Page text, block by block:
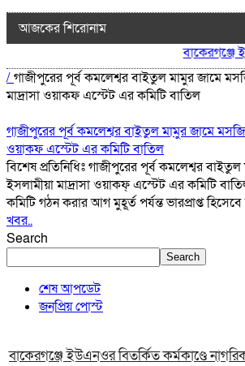
আজকের শিরোনাম
বাকেরগঞ্জে
/গাজীপুরের পূর্ব কমলেশ্বর বাইতুল মামুর জামে
মাদ্রাসা ওয়াকফ এস্টেট এর কমিটি বাতিল
গাজীপুরের পূর্ব কমলেশ্বর বাইতুল মামুর জামে
ওয়াকফ এস্টেট এর কমিটি বাতিল
বিশেষ প্রতিনিধিঃ গাজীপুরের পূর্ব কমলেশ্বর
ইসলামীয়া মাদ্রাসা ওয়াকফ্ এস্টেট এর কমিটি
কমিটি গঠন করার আগ মুহূর্ত পর্যন্ত ভারপ্রাপ্ত
খবর..
Search
Search
শেষ আপডেট
জনপ্রিয় পোস্ট
বাকেরগঞ্জে ইউএনওর বিতর্কিত কর্মকাণ্ডে